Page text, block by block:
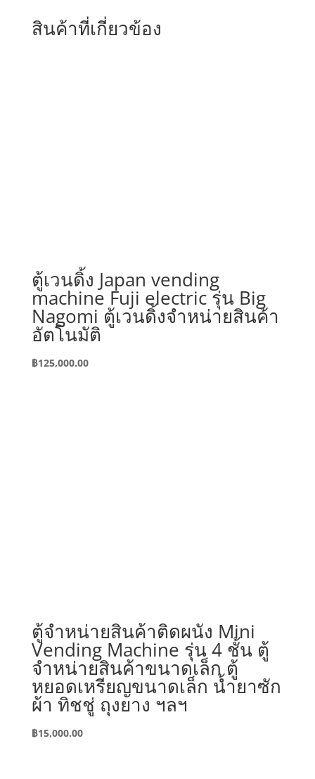
สินค้าที่เกี่ยวข้อง
ตู้เวนดิ้ง Japan vending
machine Fuji electric รุ่น Big
Nagomi ตู้เวนดิ้งจำหน่ายสินค้า
อัตโนมัติ
฿125,000.00
ตู้จำหน่ายสินค้าติดผนัง Mini
Vending Machine รุ่น 4 ชั้น ตู้
จำหน่ายสินค้าขนาดเล็ก ตู้
หยอดเหรียญขนาดเล็ก น้ำยาซัก
ผ้า ทิชชู่ ถุงยาง ฯลฯ
฿15,000.00